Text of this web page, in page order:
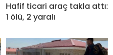
Hafif ticari araç takla attı:
1 ölü, 2 yaralı